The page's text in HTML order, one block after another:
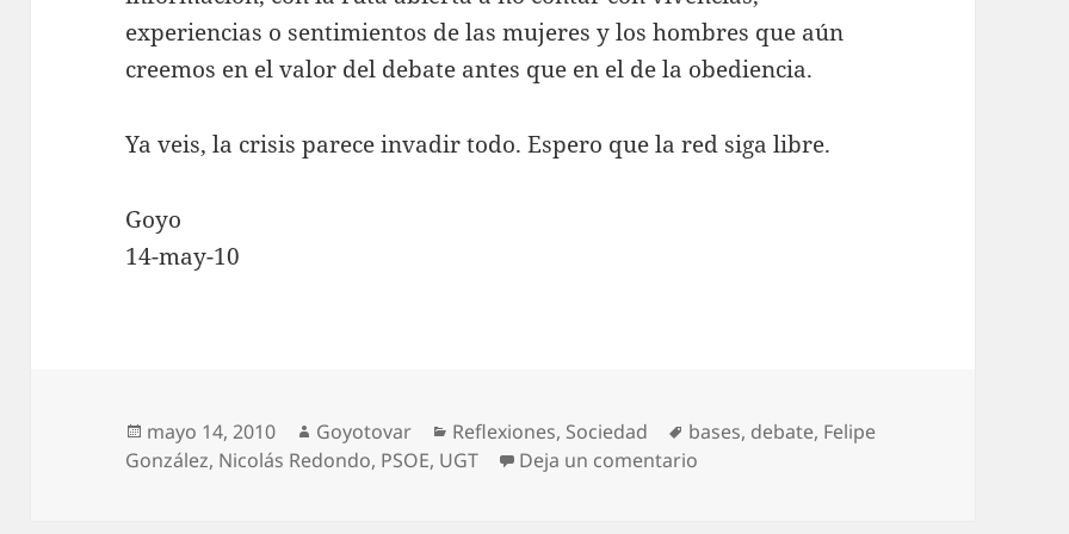
experiencias o sentimientos de las mujeres y los hombres que aún
creemos en el valor del debate antes que en el de la obediencia.
Ya veis, la crisis parece invadir todo. Espero que la red siga libre.
Goyo
14-may-10
Publicado
el
mayo 14, 2010 Autor
Goyotovar Categorías
Reflexiones, Sociedad Etiquetas
bases, debate, Felipe
González, Nicolás Redondo, PSOE, UGT Deja un comentario